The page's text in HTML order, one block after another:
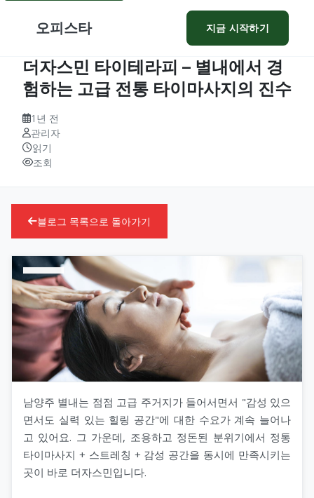
오피스타 지금 시작하기
더자스민 타이테라피 – 별내에서 경
험하는 고급 전통 타이마사지의 진수
1년 전
관리자
읽기
조회
블로그 목록으로 돌아가기
남양주 별내는 점점 고급 주거지가 들어서면서 "감성 있으
면서도 실력 있는 힐링 공간"에 대한 수요가 계속 늘어나
고 있어요. 그 가운데, 조용하고 정돈된 분위기에서 정통
타이마사지 + 스트레칭 + 감성 공간을 동시에 만족시키는
곳이 바로 더자스민입니다.